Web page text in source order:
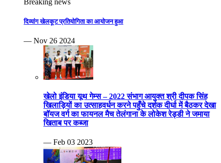
Breaking news
दिव्यांग खेलकूट प्रतियोगिता का आयोजन हुआ
— Nov 26 2024
खेलो इंडिया यूथ गेम्स – 2022 संभाग आयुक्त श्री दीपक सिंह
खिलाड़ियों का उत्साहवर्धन करने पहुँचे दर्शक दीर्घा में बैठकर देखा
बॉयज वर्ग का फायनल मैच तेलंगाना के लोकेश रेड्डी ने जमाया
खिताब पर कब्जा
— Feb 03 2023